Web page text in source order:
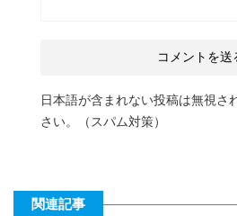
日本語が含まれない投稿は無視さ
さい。（スパム対策）
関連記事